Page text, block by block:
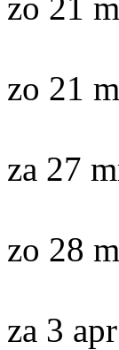
zo 21
za 27
zo 28
za 3